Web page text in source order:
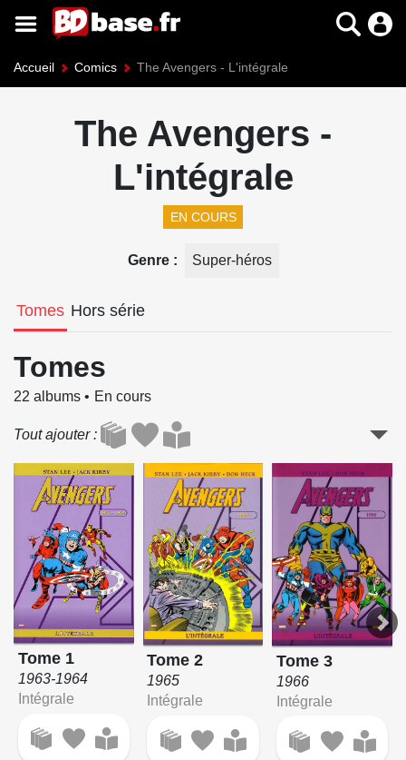
Accueil Comics The Avengers - L'intégrale
The Avengers -
L'intégrale
EN COURS
Genre Super-héros
Tomes Hors série
Tomes
22 albums En cours
Tout ajouter
Tome 1
1963-1964
Intégrale
Tome 2
1965
Intégrale
Tome 3
1966
Intégrale